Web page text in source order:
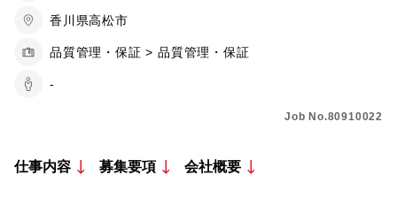
香川県高松市
品質管理・保証 > 品質管理・保証
-
Job No.80910022
仕事内容 募集要項 会社概要